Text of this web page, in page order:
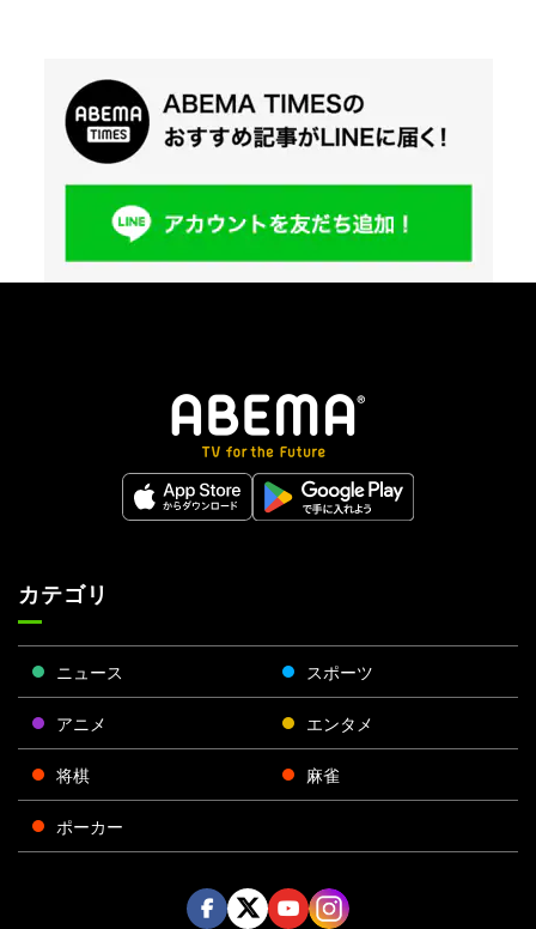
カテゴリ
ニュース スポーツ
アニメ エンタメ
将棋 麻雀
ポーカー